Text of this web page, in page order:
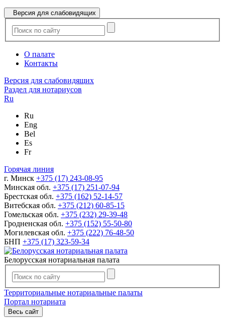
Версия для слабовидящих
О палате
Контакты
Версия для слабовидящих
Раздел для нотариусов
Ru
Ru
Eng
Bel
Es
Fr
Горячая линия
г. Минск +375 (17) 243-08-95
Минская обл. +375 (17) 251-07-94
Брестская обл. +375 (162) 52-14-57
Витебская обл. +375 (212) 60-85-15
Гомельская обл. +375 (232) 29-39-48
Гродненская обл. +375 (152) 55-50-80
Могилевская обл. +375 (222) 76-48-50
БНП +375 (17) 323-59-34
Белорусская нотариальная палата
Территориальные нотариальные палаты
Портал нотариата
Весь сайт